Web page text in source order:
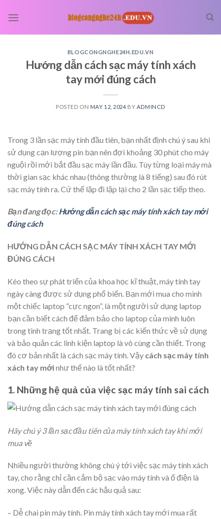
BLOGCONGNGHE24H.EDU.VN
Hướng dẫn cách sạc máy tính xách
tay mới đúng cách
POSTED ON MAY 12, 2024 BY ADMINCD
Trong 3 lần sạc máy tính đầu tiên, bạn nhất định chú ý sau khi
sử dụng cạn lượng pin bạn nên đợi khoảng 30 phút cho máy
nguội rồi mới bắt đầu sạc máy lần đầu. Tùy từng loại máy mà
thời gian sạc khác nhau (thông thường là 8 tiếng) sau đó rút
sạc máy tính ra. Cứ thế lặp đi lặp lại cho 2 lần sạc tiếp theo.
Bạn đang đọc:Hướng dẫn cách sạc máy tính xách tay mới
đúng cách
HƯỚNG DẪN CÁCH SẠC MÁY TÍNH XÁCH TAY MỚI
ĐÚNG CÁCH
Kéo theo sự phát triển của khoa học kĩ thuật, máy tính tay
ngày càng được sử dụng phổ biến. Bạn mới mua cho mình
một chiếc laptop “cực ngon”, là một người sử dụng laptop
bạn cần biết cách để đảm bảo cho laptop của mình luôn
trong tình trạng tốt nhất. Trang bị các kiến thức về sử dụng
và bảo quản các linh kiện laptop là vô cùng cần thiết. Trong
đó cơ bản nhất là cách sạc máy tính. Vậy cách sạc máy tính
xách tay mớinhư thế nào là tốt nhất?
1. Những hệ quả của việc sạc máy tính sai cách
Hãy chú ý 3 lần sạc đầu tiên của máy tính xách tay khi mới
mua về
Nhiều người thường không chú ý tới việc sạc máy tính xách
tay, cho rằng chỉ cần cắm bộ sạc vào máy tính và ổ điện là
xong. Việc này dẫn đến các hậu quả sau:
– Dễ chai pin máy tính. Pin máy tính xách tay mới mua rất